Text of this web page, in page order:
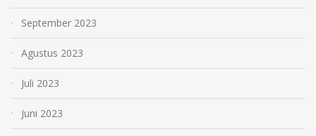
September 2023
Agustus 2023
Juli 2023
Juni 2023